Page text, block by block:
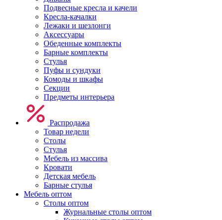
Подвесные кресла и качели
Кресла-качалки
Лежаки и шезлонги
Аксессуары
Обеденные комплекты
Барные комплекты
Стулья
Пуфы и сундуки
Комоды и шкафы
Секции
Предметы интерьера
Распродажа
Товар недели
Столы
Стулья
Мебель из массива
Кровати
Детская мебель
Барные стулья
Мебель оптом
Столы оптом
Журнальные столы оптом